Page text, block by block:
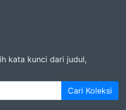
kata kunci dari judul,
Cari Koleksi